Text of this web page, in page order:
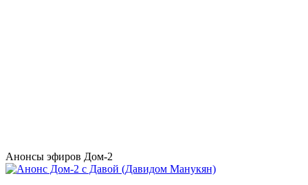
Анонсы эфиров Дом-2